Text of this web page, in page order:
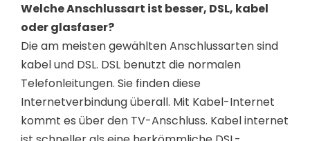
Welche Anschlussart ist besser, DSL, kabel
oder glasfaser?
Die am meisten gewählten Anschlussarten sind
kabel und DSL. DSL benutzt die normalen
Telefonleitungen. Sie finden diese
Internetverbindung überall. Mit Kabel-Internet
kommt es über den TV-Anschluss. Kabel internet